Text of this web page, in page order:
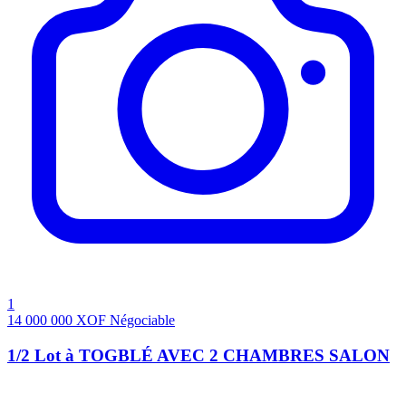
1
14 000 000 XOF Négociable
1/2 Lot à TOGBLÉ AVEC 2 CHAMBRES SALON